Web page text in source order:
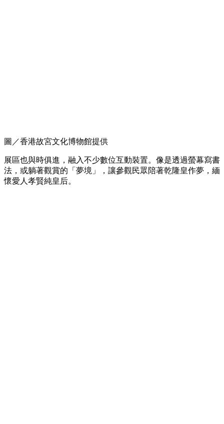
圖／香港故宮文化博物館提供
展區也與時俱進，融入不少數位互動裝置。像是透過螢幕寫書
法，或躺著觀賞的「夢境」，讓參觀民眾陪著乾隆皇作夢，緬
懷愛人孝賢純皇后。